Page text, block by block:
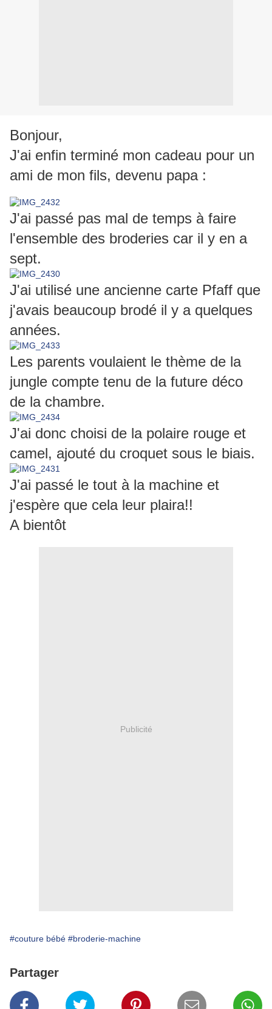
Bonjour,
J'ai enfin terminé mon cadeau pour un
ami de mon fils, devenu papa :
J'ai passé pas mal de temps à faire
l'ensemble des broderies car il y en a
sept.
J'ai utilisé une ancienne carte Pfaff que
j'avais beaucoup brodé il y a quelques
années.
Les parents voulaient le thème de la
jungle compte tenu de la future déco
de la chambre.
J'ai donc choisi de la polaire rouge et
camel, ajouté du croquet sous le biais.
J'ai passé le tout à la machine et
j'espère que cela leur plaira!!
A bientôt
Publicité
#couture bébé #broderie-machine
Partager